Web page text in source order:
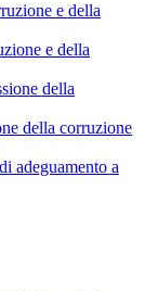
e della
e della
della
della corruzione
adeguamento a